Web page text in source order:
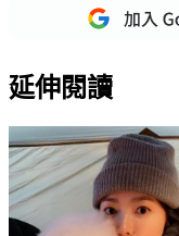
延伸閱讀